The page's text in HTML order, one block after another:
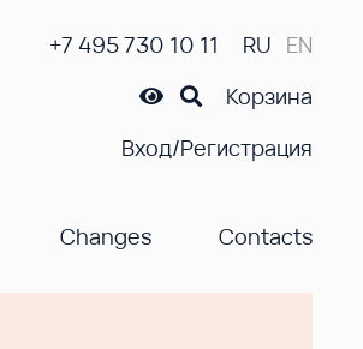
+7 495 730 10 11 RU EN
Корзина
Вход/Регистрация
Changes Contacts